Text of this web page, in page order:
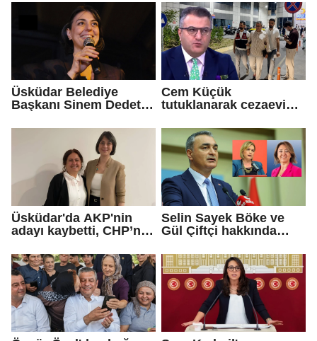
geldiniz...
Üsküdar Belediye
Başkanı Sinem Dedetaş
Cem Küçük
tutuklanarak cezaevine
Üsküdar'da AKP'nin
adayı kaybetti, CHP’nin
Çetinkaya Başkan
Vekili seçildi
Selin Sayek Böke ve
Gül Çiftçi hakkında
başlatılacak